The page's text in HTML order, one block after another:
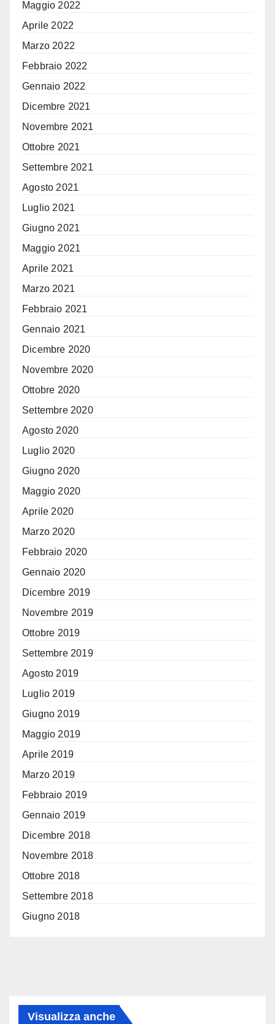
Maggio 2022
Aprile 2022
Marzo 2022
Febbraio 2022
Gennaio 2022
Dicembre 2021
Novembre 2021
Ottobre 2021
Settembre 2021
Agosto 2021
Luglio 2021
Giugno 2021
Maggio 2021
Aprile 2021
Marzo 2021
Febbraio 2021
Gennaio 2021
Dicembre 2020
Novembre 2020
Ottobre 2020
Settembre 2020
Agosto 2020
Luglio 2020
Giugno 2020
Maggio 2020
Aprile 2020
Marzo 2020
Febbraio 2020
Gennaio 2020
Dicembre 2019
Novembre 2019
Ottobre 2019
Settembre 2019
Agosto 2019
Luglio 2019
Giugno 2019
Maggio 2019
Aprile 2019
Marzo 2019
Febbraio 2019
Gennaio 2019
Dicembre 2018
Novembre 2018
Ottobre 2018
Settembre 2018
Giugno 2018
Visualizza anche